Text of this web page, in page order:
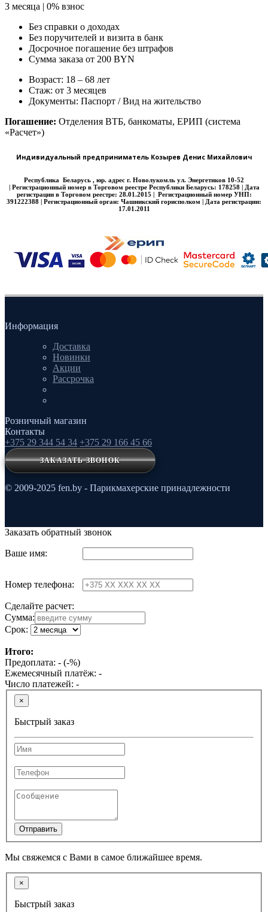
3 месяца | 0% взнос
Без справки о доходах
Без поручителей и визита в банк
Досрочное погашение без штрафов
Сумма заказа от 200 BYN
Возраст: 18 – 68 лет
Стаж: от 3 месяцев
Документы: Паспорт / Вид на жительство
Погашение: Отделения ВТБ, банкоматы, ЕРИП (система
«Расчет»)
Индивидуальный предприниматель Козырев Денис Михайлович
Республика Беларусь , юр. адрес г. Новолукомль ул. Энергетиков 10-52
| Регистрационный номер в Торговом реестре Республики Беларусь: 178258 | Дата
регистрации в Торговом реестре: 28.01.2015 | Регистрационный номер УНП:
391222388 | Регистрационный орган: Чашникский горисполком | Дата регистрации:
17.01.2011
Информация
Доставка
Новинки
Акции
Рассрочка
Розничный магазин
Контакты
+375 29 344 54 34 +375 29 166 45 66
ЗАКАЗАТЬ ЗВОНОК
© 2009-2025 fen.by - Парикмахерские принадлежности
Заказать обратный звонок
Ваше имя:
Номер телефона:
Сделайте расчет:
Сумма:
Срок:
Итого:
Предоплата: - (-%)
Ежемесячный платёж: -
Число платежей: -
×
Быстрый заказ
Отправить
Мы свяжемся с Вами в самое ближайшее время.
×
Быстрый заказ